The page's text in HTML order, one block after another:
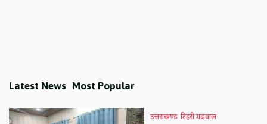
Latest News Most Popular
उत्तराखण्ड टिहरी गढ़वाल